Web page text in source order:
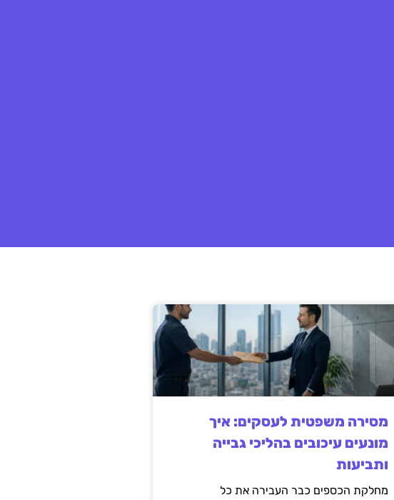
מסירה משפטית לעסקים: איך
מונעים עיכובים בהליכי גבייה
ותביעות
מחלקת הכספים כבר העבירה את כל